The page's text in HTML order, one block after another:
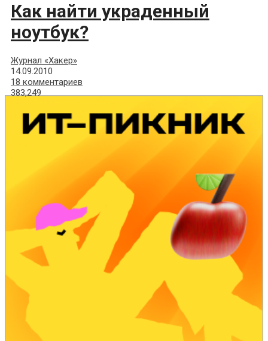
Как найти украденный
ноутбук?
Журнал «Хакер»
14.09.2010
18 комментариев
383,249